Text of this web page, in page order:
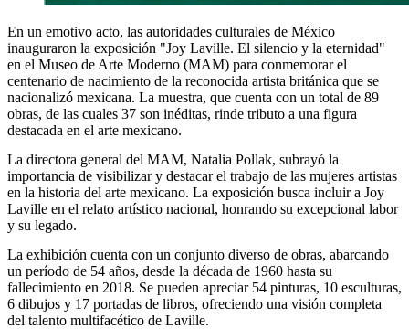
En un emotivo acto, las autoridades culturales de México
inauguraron la exposición "Joy Laville. El silencio y la eternidad"
en el Museo de Arte Moderno (MAM) para conmemorar el
centenario de nacimiento de la reconocida artista británica que se
nacionalizó mexicana. La muestra, que cuenta con un total de 89
obras, de las cuales 37 son inéditas, rinde tributo a una figura
destacada en el arte mexicano.
La directora general del MAM, Natalia Pollak, subrayó la
importancia de visibilizar y destacar el trabajo de las mujeres artistas
en la historia del arte mexicano. La exposición busca incluir a Joy
Laville en el relato artístico nacional, honrando su excepcional labor
y su legado.
La exhibición cuenta con un conjunto diverso de obras, abarcando
un período de 54 años, desde la década de 1960 hasta su
fallecimiento en 2018. Se pueden apreciar 54 pinturas, 10 esculturas,
6 dibujos y 17 portadas de libros, ofreciendo una visión completa
del talento multifacético de Laville.